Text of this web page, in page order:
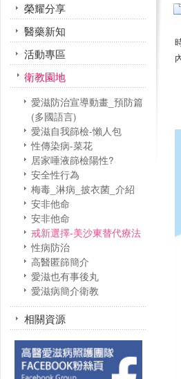
榮耀分享
醫藥新知
活動專區
衛教園地
愛滋防治宣導動畫_預防篇
(多國語言)
愛滋自我篩檢-懶人包
性傳染病-菜花
居家唾液篩檢陽性?
安全性行為
梅毒_淋病_披衣菌_介紹
安非他命
安非他命
戒新選擇-美沙東替代療法
性病防治
高醫匿篩簡介
愛滋也有事後丸
愛滋病簡介衛教
相關資源